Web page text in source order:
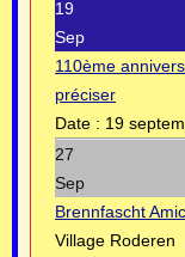
19
Sep
110ème
préciser
Date : 19
27
Sep
Brennfascht
Village Roderen